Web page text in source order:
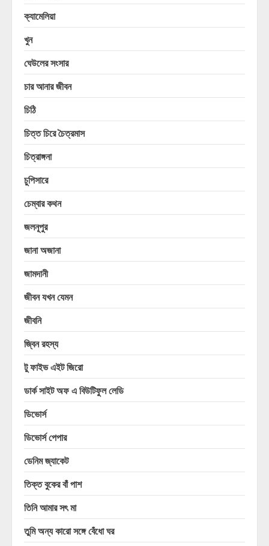
ক্যামেলিয়া
খুন
ঘেউলের সংসার
চার আনার জীবন
চিঠি
চিত্ত চিরে চৈত্রমাস
চিত্রাঙ্গনা
চুপিসারে
চেম্বার কথন
জলনূপুর
জানা অজানা
জামদানী
জীবন যখন যেমন
জীবনি
জ্বিন রহস্য
টু ফাইভ এইট জিরো
ডার্ক সাইট অফ এ বিউটিফুল লেডি
ডিভোর্স
ডিভোর্স পেপার
ডেনিম জ্যাকেট
তিক্ত বুকের বাঁ পাশ
তিনি আমার সৎ মা
তুমি অন্য কারো সঙ্গে বেঁধো ঘর